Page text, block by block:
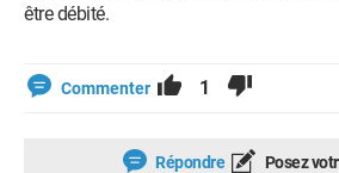
être débité.
Commenter 1
Répondre Posez